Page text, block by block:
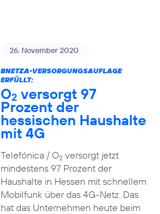
26. November 2020
BNETZA-VERSORGUNGSAUFLAGE
ERFÜLLT:
O2 versorgt 97
Prozent der
hessischen Haushalte
mit 4G
Telefónica / O2versorgt jetzt
mindestens 97 Prozent der
Haushalte in Hessen mit schnellem
Mobilfunk über das 4G-Netz. Das
hat das Unternehmen heute beim